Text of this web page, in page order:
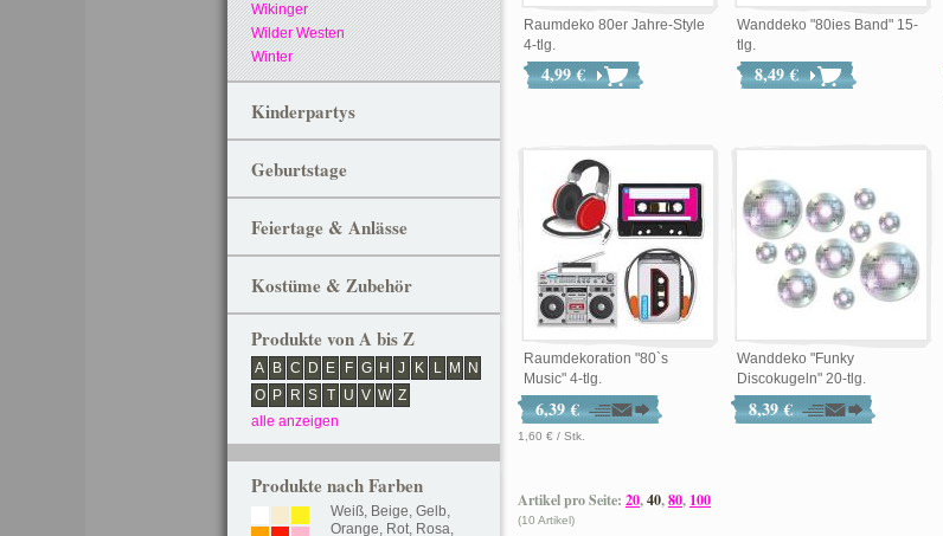
Raumdeko 80er Jahre-Style
4-tlg.
4,99 €
Wanddeko "80ies Band" 15-
tlg.
8,49 €
Raumdekoration "80`s
Music" 4-tlg.
6,39 €
1,60 € / Stk.
Wanddeko "Funky
Discokugeln" 20-tlg.
8,39 €
Artikel pro Seite: 20,40,80, 100
(10 Artikel)
Wikinger
Wilder Westen
Winter
Kinderpartys
Geburtstage
Feiertage & Anlässe
Kostüme & Zubehör
Produkte von A bis Z
A B C D E F G H J K L M
N
O
P R S T U V W Z
alle anzeigen
Produkte nach Farben
Weiß, Beige, Gelb,
Orange, Rot, Rosa,